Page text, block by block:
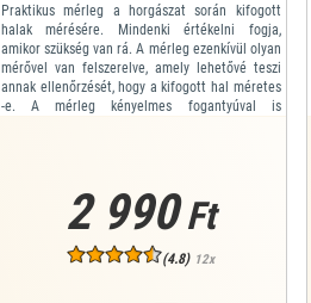
Praktikus mérleg a horgászat során kifogott
halak mérésére. Mindenki értékelni fogja,
amikor szükség van rá. A mérleg ezenkívül olyan
mérővel van felszerelve, amely lehetővé teszi
annak ellenőrzését, hogy a kifogott hal méretes
-e. A mérleg kényelmes fogantyúval is
2 990Ft
(4.8) 12x